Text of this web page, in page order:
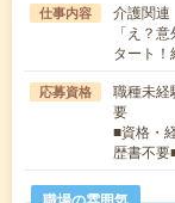
仕事内容
介護関連
「え？
タート
応募資格
職種未経
要
■資格・
歴書不